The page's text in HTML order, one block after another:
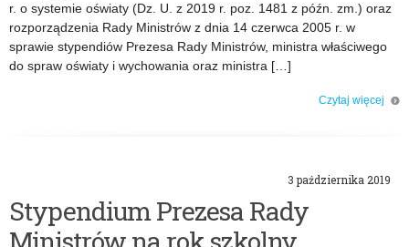
r. o systemie oświaty (Dz. U. z 2019 r. poz. 1481 z późn. zm.) oraz
rozporządzenia Rady Ministrów z dnia 14 czerwca 2005 r. w
sprawie stypendiów Prezesa Rady Ministrów, ministra właściwego
do spraw oświaty i wychowania oraz ministra […]
Czytaj więcej
3 października 2019
Stypendium Prezesa Rady